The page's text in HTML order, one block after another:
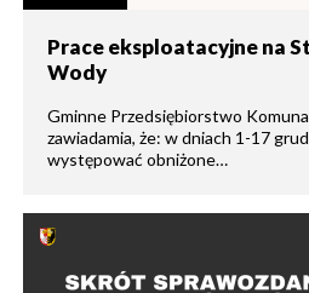
Prace eksploatacyjne na
Wody
Gminne Przedsiębiorstwo
zawiadamia, że: w dniach 1-17
występować obniżone…